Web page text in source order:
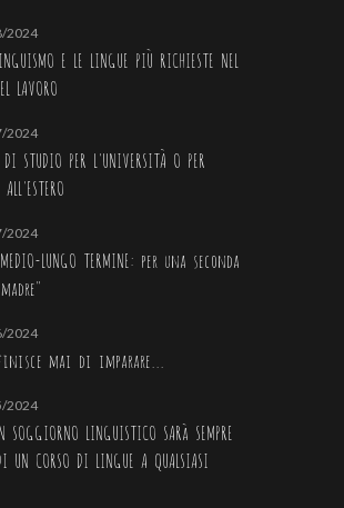
2024
E LE LINGUE PIÙ RICHIESTE NEL
LAVORO
2024
DI STUDIO PER L'UNIVERSITÀ O PER
2024
LUNGO TERMINE: per una seconda
2024
mai di imparare...
2024
SOGGIORNO LINGUISTICO SARà SEMPRE
UN CORSO DI LINGUE A QUALSIASI